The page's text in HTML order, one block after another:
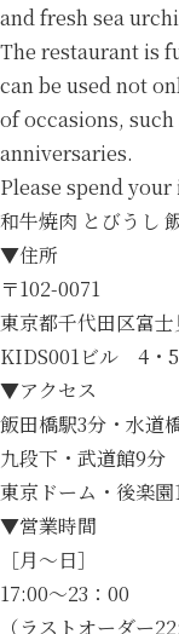
and fresh sea
The restaurant is
can be used not
of occasions,
anniversaries.
Please spend
和牛焼肉 とびうし
▼住所
〒102-0071
東京都千代田区富
KIDS001ビル 4・
▼アクセス
飯田橋駅3分・水道
九段下・武道館9分
東京ドーム・後楽園
▼営業時間
［月～日］
17:00～23：00
（ラストオーダー